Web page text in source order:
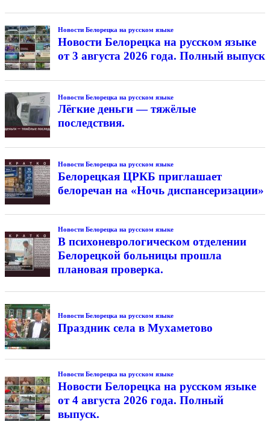
Новости Белорецка на русском языке
Новости Белорецка на русском языке
от 3 августа 2026 года. Полный выпуск
Новости Белорецка на русском языке
Лёгкие деньги — тяжёлые
последствия.
Новости Белорецка на русском языке
Белорецкая ЦРКБ приглашает
белоречан на «Ночь диспансеризации»
Новости Белорецка на русском языке
В психоневрологическом отделении
Белорецкой больницы прошла
плановая проверка.
Новости Белорецка на русском языке
Праздник села в Мухаметово
Новости Белорецка на русском языке
Новости Белорецка на русском языке
от 4 августа 2026 года. Полный
выпуск.